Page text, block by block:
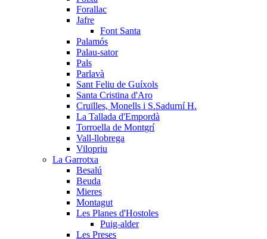
Forallac
Jafre
Font Santa
Palamós
Palau-sator
Pals
Parlavà
Sant Feliu de Guíxols
Santa Cristina d'Aro
Cruïlles, Monells i S.Sadurní H.
La Tallada d'Empordà
Torroella de Montgrí
Vall-llobrega
Vilopriu
La Garrotxa
Besalú
Beuda
Mieres
Montagut
Les Planes d'Hostoles
Puig-alder
Les Preses